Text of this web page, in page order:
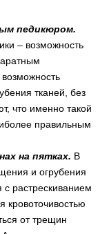
педикюром.
– возможность
тканей, без
что именно такой
правильным
на пятках. В
и огрубения
с растрескиванием
кровоточивостью
от трещин